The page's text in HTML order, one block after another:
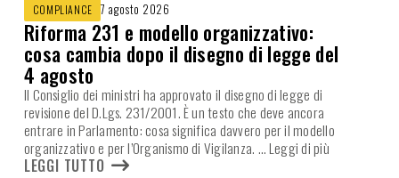
COMPLIANCE 7 agosto 2026
Riforma 231 e modello organizzativo:
cosa cambia dopo il disegno di legge del
4 agosto
Il Consiglio dei ministri ha approvato il disegno di legge di
revisione del D.Lgs. 231/2001. È un testo che deve ancora
entrare in Parlamento: cosa significa davvero per il modello
organizzativo e per l’Organismo di Vigilanza. … Leggi di più
LEGGI TUTTO